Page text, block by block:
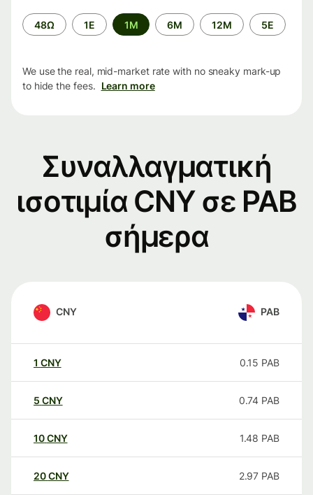
Time
period
48Ω 1Ε 1M 6M 12M 5Ε
We use the real, mid-market rate with no sneaky mark-up
to hide the fees. Learn more
Συναλλαγματική
ισοτιμία CNY σε PAB
σήμερα
CNY PAB
1 CNY 0.15 PAB
5 CNY 0.74 PAB
10CNY 1.48 PAB
20CNY 2.97 PAB